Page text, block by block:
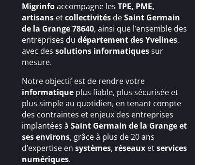
Migrinfoaccompagne les TPE, PME,
artisansetcollectivitésdeSaint Germain
de la Grange 78640, ainsi que l’ensemble des
entreprises du département des Yvelines,
avec des solutions informatiquessur
mesure.
Notre objectif est de rendre votre
informatiqueplus fiable, plus sécurisée et
plus simple au quotidien, en tenant compte
des contraintes et enjeux des entreprises
implantées à Saint Germain de la Grange et
ses environs, grâce à plus de 20 ans
d’expertise en systèmes, réseauxetservices
numériques.